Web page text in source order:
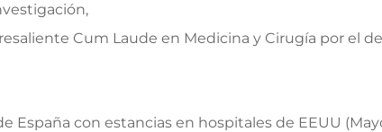
Cum Laude en Medicina y Cirugía por el
con estancias en hospitales de EEUU